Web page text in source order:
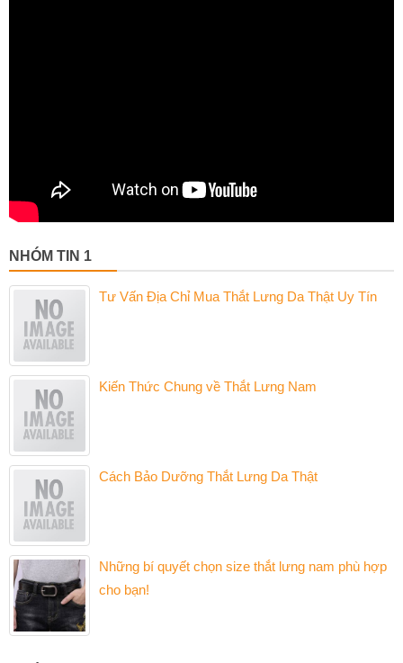
NHÓM TIN 1
Tư Vấn Địa Chỉ Mua Thắt Lưng Da Thật Uy Tín
Kiến Thức Chung về Thắt Lưng Nam
Cách Bảo Dưỡng Thắt Lưng Da Thật
Những bí quyết chọn size thắt lưng nam phù hợp
cho bạn!